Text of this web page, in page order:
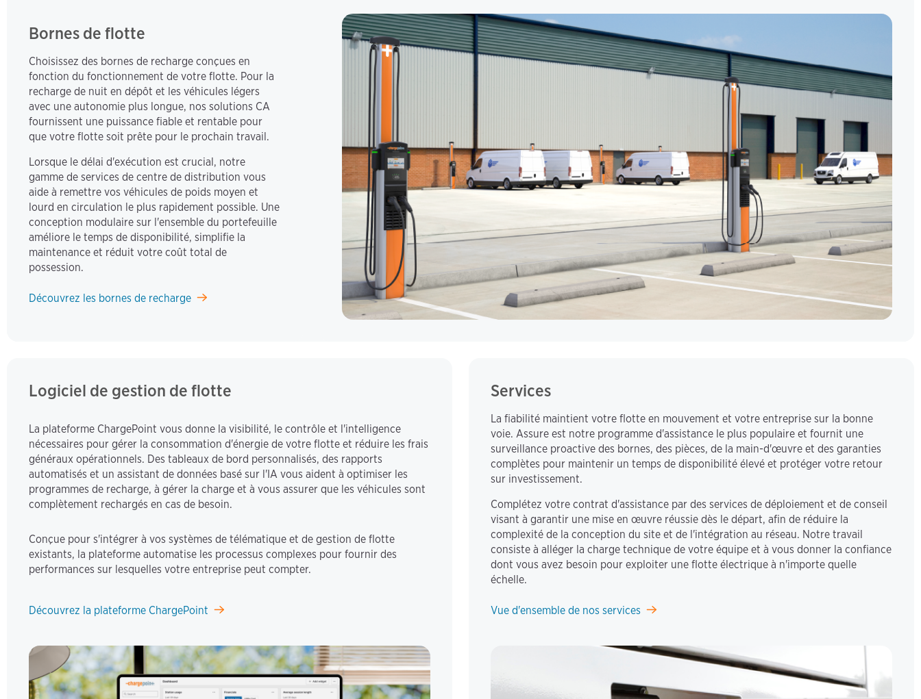
Bornes de flotte
Choisissez des bornes de recharge conçues en
fonction du fonctionnement de votre flotte. Pour la
recharge de nuit en dépôt et les véhicules légers
avec une autonomie plus longue, nos solutions CA
fournissent une puissance fiable et rentable pour
que votre flotte soit prête pour le prochain travail.
Lorsque le délai d'exécution est crucial, notre
gamme de services de centre de distribution vous
aide à remettre vos véhicules de poids moyen et
lourd en circulation le plus rapidement possible. Une
conception modulaire sur l'ensemble du portefeuille
améliore le temps de disponibilité, simplifie la
maintenance et réduit votre coût total de
possession.
Découvrez les bornes de recharge
Logiciel de gestion de flotte
La plateforme ChargePoint vous donne la visibilité, le contrôle et l'intelligence
nécessaires pour gérer la consommation d'énergie de votre flotte et réduire les frais
généraux opérationnels. Des tableaux de bord personnalisés, des rapports
automatisés et un assistant de données basé sur l'IA vous aident à optimiser les
programmes de recharge, à gérer la charge et à vous assurer que les véhicules sont
complètement rechargés en cas de besoin.
Conçue pour s'intégrer à vos systèmes de télématique et de gestion de flotte
existants, la plateforme automatise les processus complexes pour fournir des
performances sur lesquelles votre entreprise peut compter.
Découvrez la plateforme ChargePoint
Services
La fiabilité maintient votre flotte en mouvement et votre entreprise sur la bonne
voie. Assure est notre programme d'assistance le plus populaire et fournit une
surveillance proactive des bornes, des pièces, de la main-d'œuvre et des garanties
complètes pour maintenir un temps de disponibilité élevé et protéger votre retour
sur investissement.
Complétez votre contrat d'assistance par des services de déploiement et de conseil
visant à garantir une mise en œuvre réussie dès le départ, afin de réduire la
complexité de la conception du site et de l'intégration au réseau. Notre travail
consiste à alléger la charge technique de votre équipe et à vous donner la confiance
dont vous avez besoin pour exploiter une flotte électrique à n'importe quelle
échelle.
Vue d'ensemble de nos services